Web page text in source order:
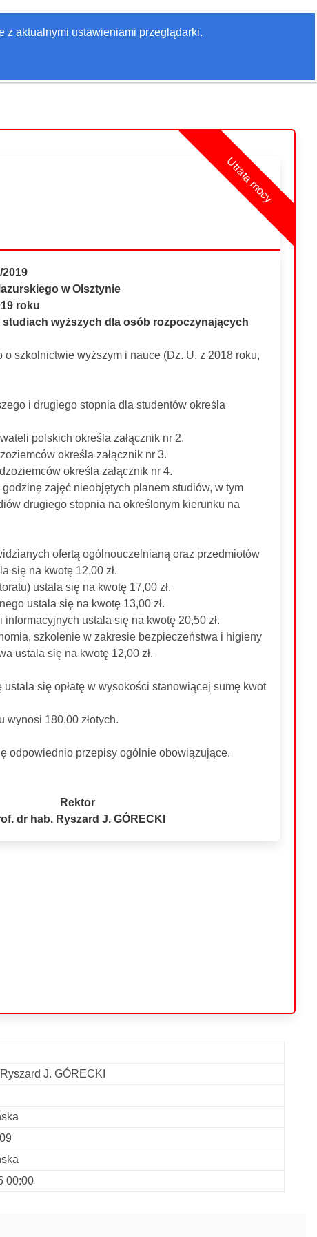
z aktualnymi ustawieniami przeglądarki.
Utrata mocy
2019
w Olsztynie
roku
wyższych dla osób rozpoczynających
szkolnictwie wyższym i nauce (Dz. U. z 2018 roku,
i drugiego stopnia dla studentów określa
polskich określa załącznik nr 2.
określa załącznik nr 3.
określa załącznik nr 4.
zajęć nieobjętych planem studiów, w tym
drugiego stopnia na określonym kierunku na
ofertą ogólnouczelnianą oraz przedmiotów
się na kwotę 12,00 zł.
ustala się na kwotę 17,00 zł.
ustala się na kwotę 13,00 zł.
ustala się na kwotę 20,50 zł.
szkolenie w zakresie bezpieczeństwa i higieny
ustala się na kwotę 12,00 zł.
się opłatę w wysokości stanowiącej sumę kwot
wynosi 180,00 złotych.
odpowiednio przepisy ogólnie obowiązujące.
Rektor
dr hab. Ryszard J. GÓRECKI
J. GÓRECKI
00:00